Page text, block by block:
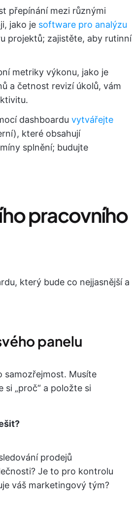
přepínání mezi různými
jako je software pro analýzu
projektů; zajistěte, aby rutinní
metriky výkonu, jako je
a četnost revizí úkolů, vám
dashboardu vytvářejte
které obsahují
splnění; budujte
pracovního
který bude co nejjasnější a
panelu
samozřejmost. Musíte
„proč“ a položte si
prodejů
Je to pro kontrolu
váš marketingový tým?